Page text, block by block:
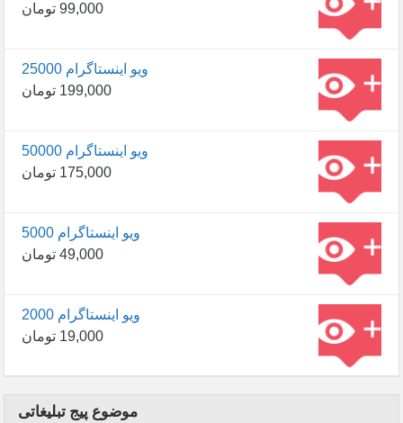
99,000 تومان
25000 ویو اینستاگرام
199,000 تومان
50000 ویو اینستاگرام
175,000 تومان
5000 ویو اینستاگرام
49,000 تومان
2000 ویو اینستاگرام
19,000 تومان
موضوع پیج تبلیغاتی